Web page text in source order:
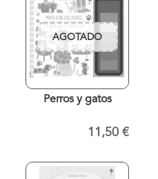
AGOTADO
Perros y gatos
11,50 €